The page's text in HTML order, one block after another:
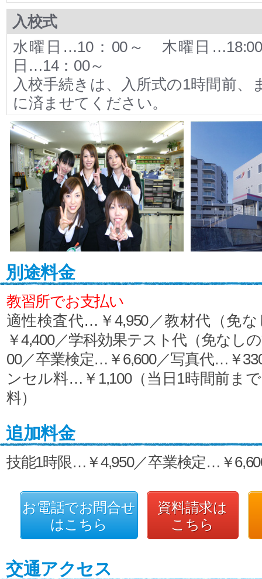
入校式
水曜日…10：00～ 木曜日
日…14：00～
入校手続きは、入所式の1時間前、
に済ませてください。
別途料金
教習所でお支払い
適性検査代…￥4,950／教材代（免
￥4,400／学科効果テスト代（免なし
00／卒業検定…￥6,600／写真代…￥
ンセル料…￥1,100（当日1時間前ま
料）
追加料金
技能1時限…￥4,950／卒業検定…￥
お電話でお問合せ
はこちら
資料請求は
こちら
交通アクセス